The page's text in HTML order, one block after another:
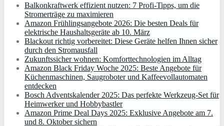
Balkonkraftwerk effizient nutzen: 7 Profi-Tipps, um die
Stromerträge zu maximieren
Amazon Frühlingsangebote 2026: Die besten Deals für
elektrische Haushaltsgeräte ab 10. März
Blackout richtig vorbereitet: Diese Geräte helfen Ihnen sicher
durch den Stromausfall
Zukunftssicher wohnen: Komforttechnologien im Alltag
Amazon Black Friday Woche 2025: Beste Angebote für
Küchenmaschinen, Saugroboter und Kaffeevollautomaten
entdecken
Bosch Adventskalender 2025: Das perfekte Werkzeug-Set für
Heimwerker und Hobbybastler
Amazon Prime Deal Days 2025: Exklusive Angebote am 7.
und 8. Oktober sichern